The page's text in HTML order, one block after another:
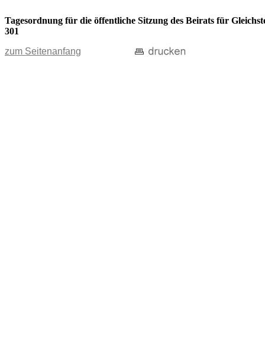
Tagesordnung für die öffentliche Sitzung des Beirats für
301
zum Seitenanfang